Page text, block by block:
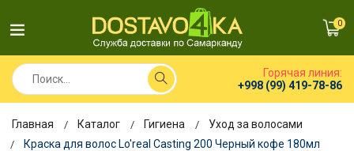
0
Горячая линия:
+998 (99) 419-78-86
Главная Каталог Гигиена
Уход за волосами
Краска для волос Lo'real Casting 200 Черный кофе 180мл